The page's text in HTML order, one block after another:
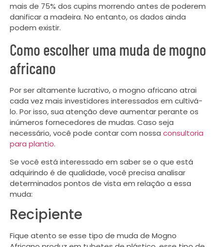
mais de 75% dos cupins morrendo antes de poderem
danificar a madeira. No entanto, os dados ainda
podem existir.
Como escolher uma muda de mogno
africano
Por ser altamente lucrativo, o mogno africano atrai
cada vez mais investidores interessados em cultivá-
lo. Por isso, sua atenção deve aumentar perante os
inúmeros fornecedores de mudas. Caso seja
necessário, você pode contar com nossa consultoria
para plantio.
Se você está interessado em saber se o que está
adquirindo é de qualidade, você precisa analisar
determinados pontos de vista em relação a essa
muda:
Recipiente
Fique atento se esse tipo de muda de Mogno